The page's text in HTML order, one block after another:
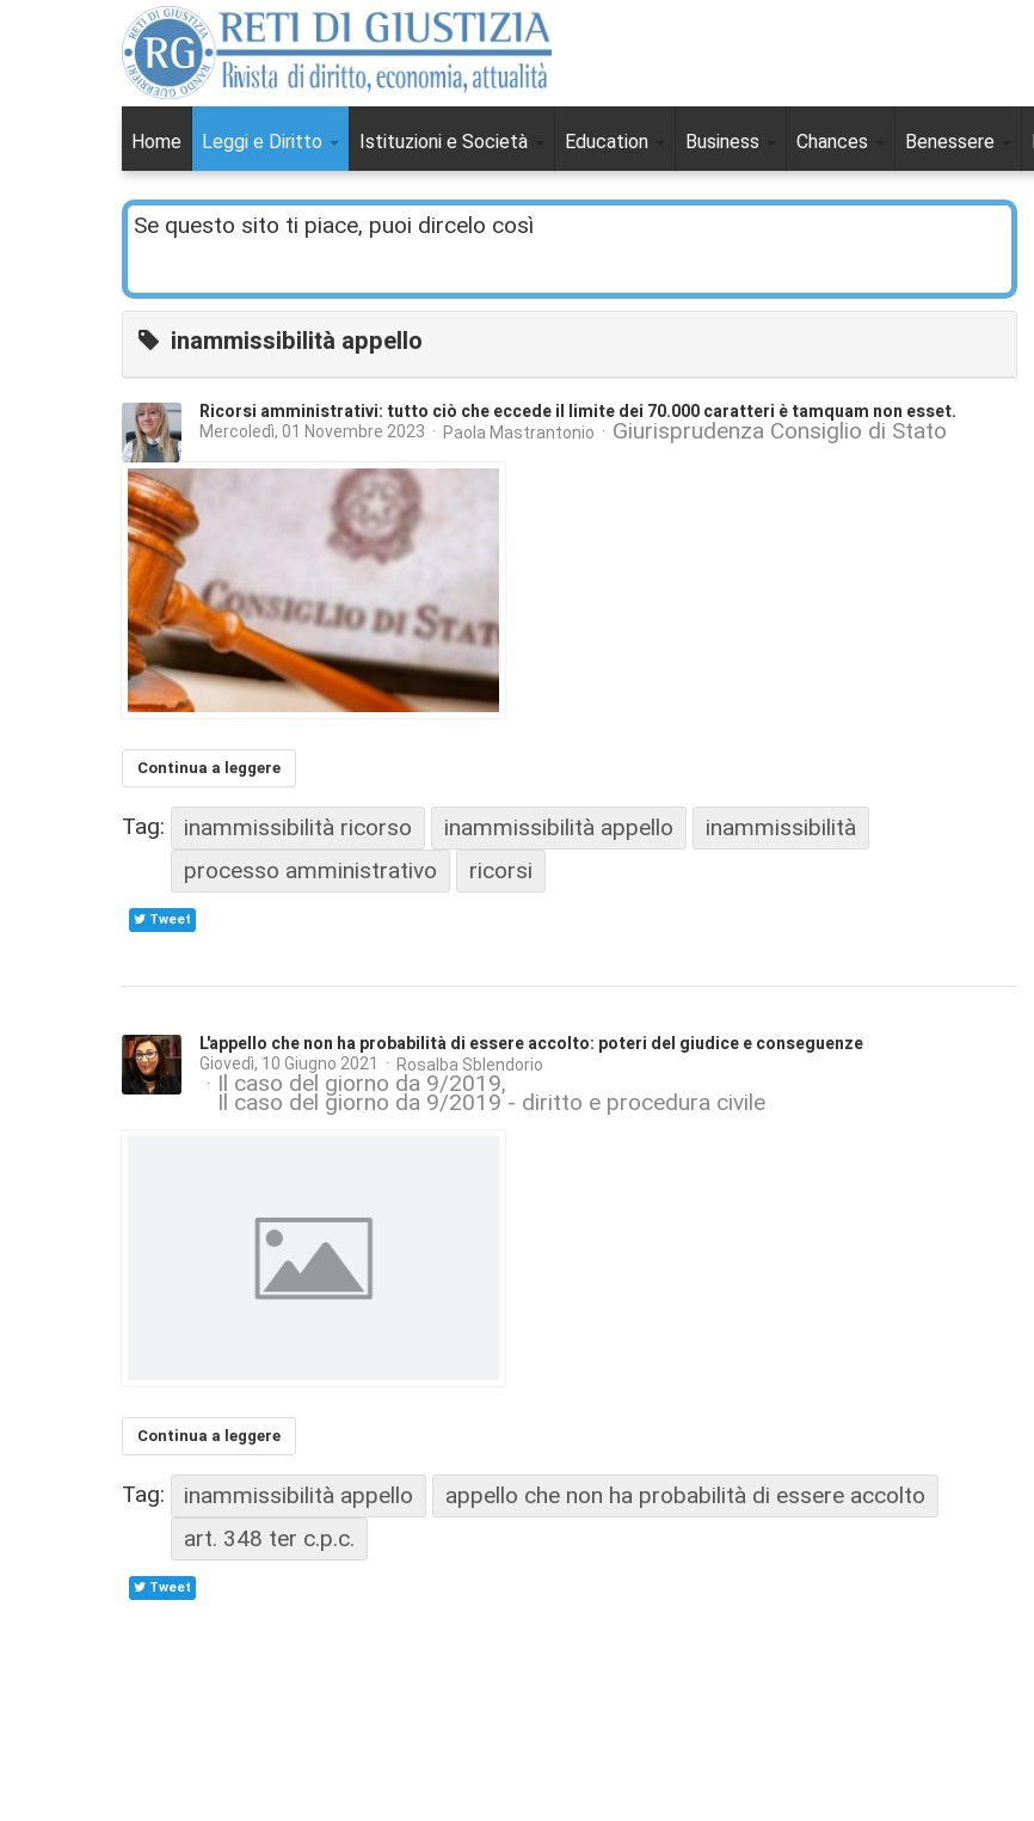
Home Leggi e Diritto Istituzioni e Società Education Business Chances Benessere
Se questo sito ti piace, puoi dircelo così
inammissibilità appello
Ricorsi amministrativi: tutto ciò che eccede il limite dei 70.000 caratteri è tamquam non esset.
Mercoledì, 01 Novembre 2023 Paola Mastrantonio Giurisprudenza Consiglio di Stato
Continua a leggere
Tag: inammissibilità ricorso inammissibilità appello
inammissibilità
processo amministrativo
ricorsi
Tweet
L'appello che non ha probabilità di essere accolto: poteri del giudice e conseguenze
Giovedì, 10 Giugno 2021 Rosalba Sblendorio
Il caso del giorno da 9/2019
Il caso del giorno da 9/2019 - diritto e procedura civile
Continua a leggere
Tag: inammissibilità appello
appello che non ha probabilità di essere accolto
art. 348 ter c.p.c.
Tweet